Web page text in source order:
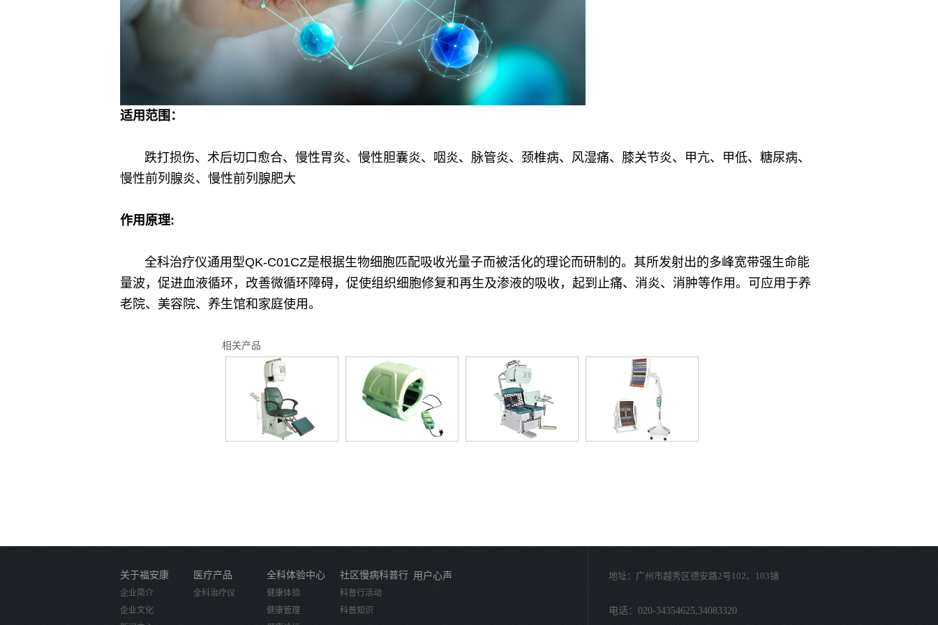
适用范围：
跌打损伤、术后切口愈合、慢性胃炎、慢性胆囊炎、咽炎、脉管炎、颈椎病、风湿痛、膝关节炎、甲亢、甲低、糖尿病、
慢性前列腺炎、慢性前列腺肥大
作用原理:
全科治疗仪通用型QK-C01CZ是根据生物细胞匹配吸收光量子而被活化的理论而研制的。其所发射出的多峰宽带强生命能
量波，促进血液循环，改善微循环障碍，促使组织细胞修复和再生及渗液的吸收，起到止痛、消炎、消肿等作用。可应用于养
老院、美容院、养生馆和家庭使用。
相关产品
关于福安康
企业简介
企业文化
医疗产品
全科治疗仪
全科体验中心
健康体验
健康管理
社区慢病科普行
科普行活动
科普知识
用户心声 地址：广州市越秀区德安路2号102、103铺
电话：020-34354625,34083320